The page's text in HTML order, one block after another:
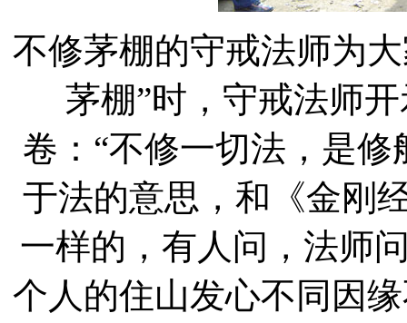
不修茅棚的守戒法师为
茅棚”时，守戒法师
卷：“不修一切法，是
于法的意思，和《金刚
一样的，有人问，法师
个人的住山发心不同因